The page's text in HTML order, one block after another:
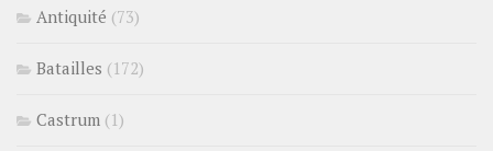
Antiquité (73)
Batailles (172)
Castrum (1)